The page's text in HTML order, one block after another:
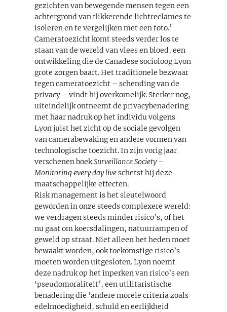
gezichten van bewegende mensen tegen een
achtergrond van flikkerende lichtreclames te
isoleren en te vergelijken met een foto.’
Cameratoezicht komt steeds verder los te
staan van de wereld van vlees en bloed, een
ontwikkeling die de Canadese socioloog Lyon
grote zorgen baart. Het traditionele bezwaar
tegen cameratoezicht – schending van de
privacy – vindt hij overkomelijk. Sterker nog,
uiteindelijk ontneemt de privacybenadering
met haar nadruk op het individu volgens
Lyon juist het zicht op de sociale gevolgen
van camerabewaking en andere vormen van
technologische toezicht. In zijn vorig jaar
verschenen boekSurveillance Society –
Monitoring every day liveschetst hij deze
maatschappelijke effecten.
Risk management is het sleutelwoord
geworden in onze steeds complexere wereld:
we verdragen steeds minder risico’s, of het
nu gaat om koersdalingen, natuurrampen of
geweld op straat. Niet alleen het heden moet
bewaakt worden, ook toekomstige risico’s
moeten worden uitgesloten. Lyon noemt
deze nadruk op het inperken van risico’s een
‘pseudomoraliteit’, een utilitaristische
benadering die ‘andere morele criteria zoals
edelmoedigheid, schuld en eerlijkheid